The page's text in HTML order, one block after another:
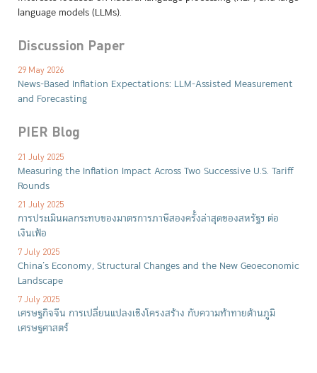
language models (LLMs).
Discussion Paper
29 May 2026
News-Based Inflation Expectations: LLM-Assisted Measurement
and Forecasting
PIER Blog
21 July 2025
Measuring the Inflation Impact Across Two Successive U.S. Tariff
Rounds
21 July 2025
การประเมินผลกระทบของมาตรการภาษีสองครั้งล่าสุดของสหรัฐฯ ต่อ
เงินเฟ้อ
7 July 2025
China’s Economy, Structural Changes and the New Geoeconomic
Landscape
7 July 2025
เศรษฐกิจจีน การเปลี่ยนแปลงเชิงโครงสร้าง กับความท้าทายด้านภูมิ
เศรษฐศาสตร์